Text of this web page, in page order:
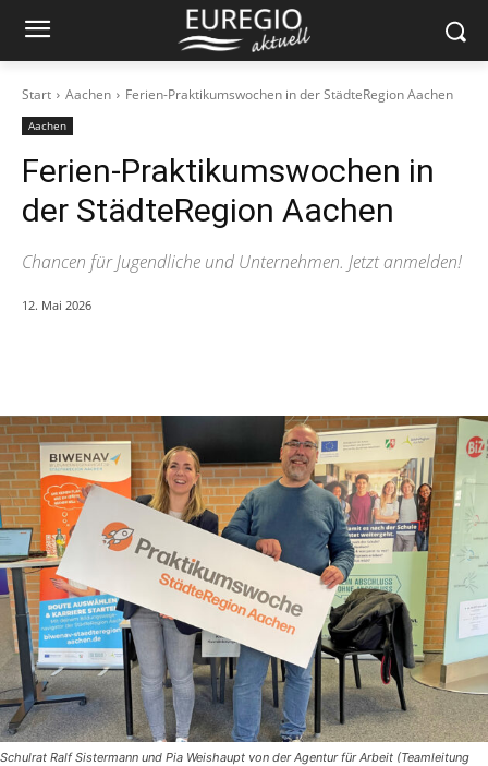
Start Aachen Ferien-Praktikumswochen in der StädteRegion Aachen
Aachen
Ferien-Praktikumswochen in
der StädteRegion Aachen
Chancen für Jugendliche und Unternehmen. Jetzt anmelden!
12. Mai 2026
Schulrat Ralf Sistermann und Pia Weishaupt von der Agentur für Arbeit (Teamleitung